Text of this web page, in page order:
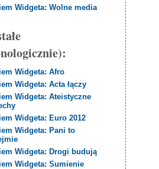
Widgeta: Wolne media
Widgeta: Afro
Widgeta: Acta łączy
Widgeta: Ateistyczne
Widgeta: Euro 2012
Widgeta: Pani to
Widgeta: Drogi budują
Widgeta: Sumienie